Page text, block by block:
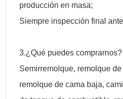
producción en masa;
Siempre inspección final
3.¿Qué puedes comprarnos?
Semirremolque, remolque
remolque de cama baja,